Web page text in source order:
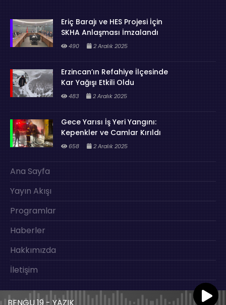
Eriç Barajı ve HES Projesi İçin
SKHA Anlaşması İmzalandı
490 2 Aralık 2025
Erzincan’ın Refahiye İlçesinde
Kar Yağışı Etkili Oldu
483 2 Aralık 2025
Gece Yarısı İş Yeri Yangını:
Kepenkler ve Camlar Kırıldı
658 2 Aralık 2025
Ana Sayfa
Yayın Akışı
Programlar
Haberler
Hakkımızda
İletişim